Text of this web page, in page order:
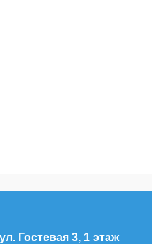
Гостевая 3, 1 этаж